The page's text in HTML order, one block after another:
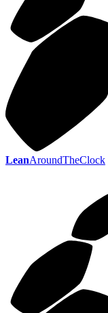
LeanAroundTheClock